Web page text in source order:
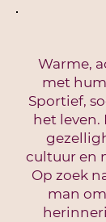
Warme,
met
Sportief,
het leven.
cultuur en
Op zoek
man